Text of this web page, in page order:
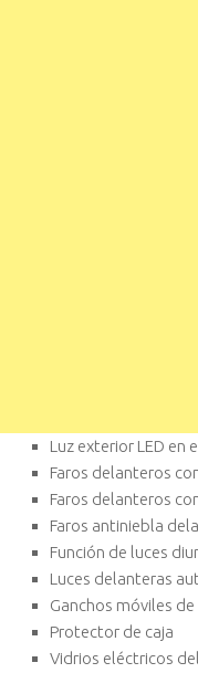
Luz exterior LED en
Faros delanteros
Faros delanteros
Faros antiniebla
Función de luces
Luces delanteras
Ganchos móviles de
Protector de caja
Vidrios eléctricos